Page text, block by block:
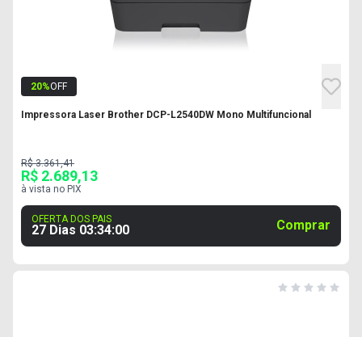
20%OFF
Impressora Laser Brother DCP-L2540DW Mono Multifuncional
R$ 3.361,41
R$ 2.689,13
à vista no PIX
OFERTA DOS PAIS
27 Dias 03:33:59 Comprar